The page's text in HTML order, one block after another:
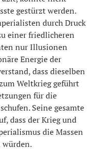
gestürzt werden.
durch Druck
einer friedlicheren
nur Illusionen
Energie der
dass dieselben
Weltkrieg geführt
für die
Seine gesamte
dass der Krieg und
die Massen